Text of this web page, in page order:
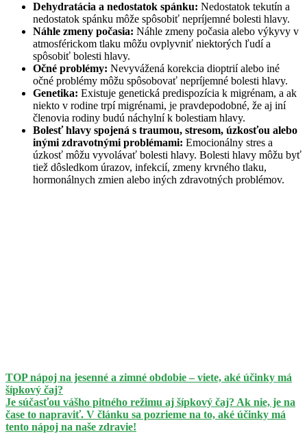
Dehydratácia a nedostatok spánku: Nedostatok tekutín a
nedostatok spánku môže spôsobiť nepríjemné bolesti hlavy.
Náhle zmeny počasia: Náhle zmeny počasia alebo výkyvy v
atmosférickom tlaku môžu ovplyvniť niektorých ľudí a
spôsobiť bolesti hlavy.
Očné problémy: Nevyvážená korekcia dioptrií alebo iné
očné problémy môžu spôsobovať nepríjemné bolesti hlavy.
Genetika: Existuje genetická predispozícia k migrénam, a ak
niekto v rodine trpí migrénami, je pravdepodobné, že aj iní
členovia rodiny budú náchylní k bolestiam hlavy.
Bolesť hlavy spojená s traumou, stresom, úzkosťou alebo
inými zdravotnými problémami: Emocionálny stres a
úzkosť môžu vyvolávať bolesti hlavy. Bolesti hlavy môžu byť
tiež dôsledkom úrazov, infekcií, zmeny krvného tlaku,
hormonálnych zmien alebo iných zdravotných problémov.
TOP nápoj na jesenné a zimné obdobie – viete, aké účinky má
šípkový čaj?
Je súčasťou vášho pitného režimu aj šípkový čaj? Ak nie, je na
čase to napraviť. V článku sa pozrieme na to, aké účinky má
tento nápoj na naše zdravie!